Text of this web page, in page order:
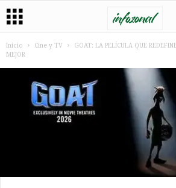
Inicio Cine y TV
GOAT: LA PELÍCULA QUE
MEJOR